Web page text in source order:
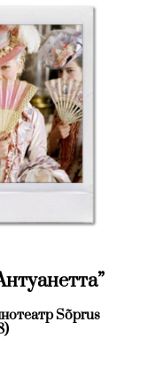
Sõprus